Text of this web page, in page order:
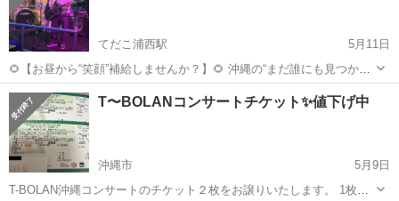
てだこ浦西駅
5月11日
🌻【お昼から“笑顔”補給しませんか？】🌻 沖縄の“まだ誰にも見つかっ
てないスーパースター” わがまま王子MIRA が、 洋風喫茶ルイーズの
お茶会でランチライブ開催決定🎸✨ 歌だけじゃない。 笑って、ほっこ
りして、 なんか...
沖縄 沖縄市 コンサート/ショー ライブ
T〜BOLANコンサートチケット✨値下げ中
沖縄市
5月9日
T-BOLAN沖縄コンサートのチケット２枚をお譲りいたします。 1枚